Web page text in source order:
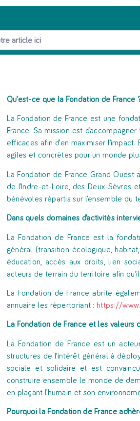
Qu’est-ce que la Fondation de France
La Fondation de France est une
France. Sa mission est
efficaces afin d’en maximiser
agiles et concrètes pour un monde
La Fondation de France Grand
de l’Indre-et-Loire, des Deux-Sèvres
bénévoles répartis sur l’ensemble du
Dans quels domaines d’activités
La Fondation de France est la
général (transition écologique,
éducation, accès aux droits, lien
acteurs de terrain du territoire afin
La Fondation de France abrite
annuaire les répertoriant : https://
La Fondation de France et les valeurs
La Fondation de France est un
structures de l’intérêt général à
sociale et solidaire et est
construire ensemble le monde de
en plaçant l’humain et son
Pourquoi laFondation de France